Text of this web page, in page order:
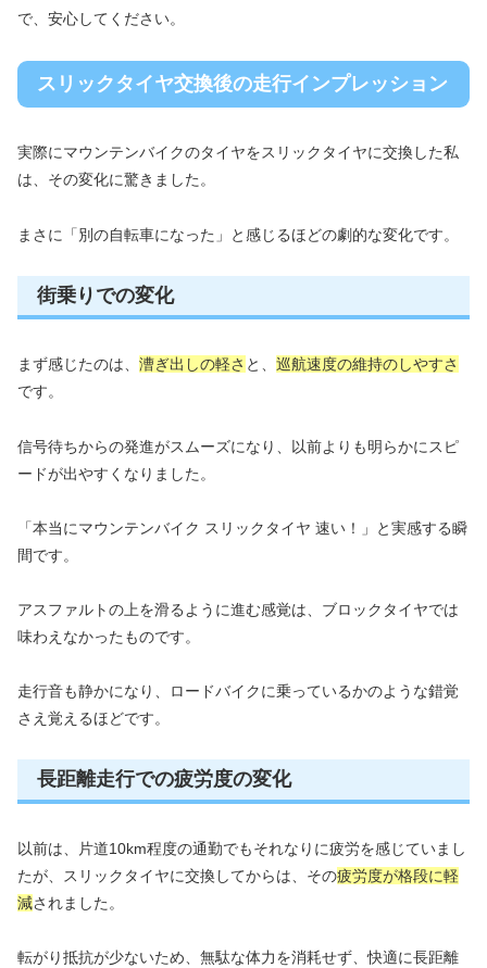
で、安心してください。
スリックタイヤ交換後の走行インプレッション
実際にマウンテンバイクのタイヤをスリックタイヤに交換した私
は、その変化に驚きました。
まさに「別の自転車になった」と感じるほどの劇的な変化です。
街乗りでの変化
まず感じたのは、 漕ぎ出しの軽さ と、 巡航速度の維持のしやすさ
です。
信号待ちからの発進がスムーズになり、以前よりも明らかにスピ
ードが出やすくなりました。
「本当にマウンテンバイク スリックタイヤ 速い！」と実感する瞬
間です。
アスファルトの上を滑るように進む感覚は、ブロックタイヤでは
味わえなかったものです。
走行音も静かになり、ロードバイクに乗っているかのような錯覚
さえ覚えるほどです。
長距離走行での疲労度の変化
以前は、片道10km程度の通勤でもそれなりに疲労を感じていまし
たが、スリックタイヤに交換してからは、その疲労度が格段に軽
減されました。
転がり抵抗が少ないため、無駄な体力を消耗せず、快適に長距離